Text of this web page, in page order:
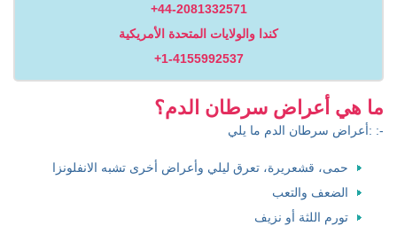
+44-2081332571
كندا والولايات المتحدة الأمريكية
+1-4155992537
ما هي أعراض سرطان الدم؟
أعراض سرطان الدم ما يلي: :-
حمى، قشعريرة، تعرق ليلي وأعراض أخرى تشبه الانفلونزا
الضعف والتعب
تورم اللثة أو نزيف